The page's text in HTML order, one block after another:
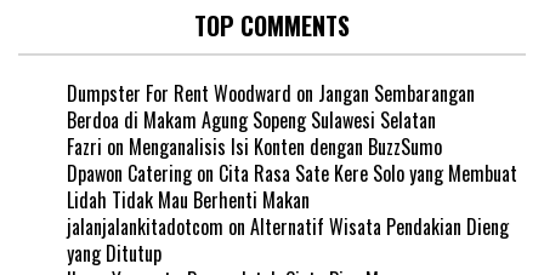
TOP COMMENTS
Dumpster For Rent Woodward on Jangan Sembarangan
Berdoa di Makam Agung Sopeng Sulawesi Selatan
Fazri on Menganalisis Isi Konten dengan BuzzSumo
Dpawon Cateringon Cita Rasa Sate Kere Solo yang Membuat
Lidah Tidak Mau Berhenti Makan
jalanjalankitadotcom on Alternatif Wisata Pendakian Dieng
yang Ditutup